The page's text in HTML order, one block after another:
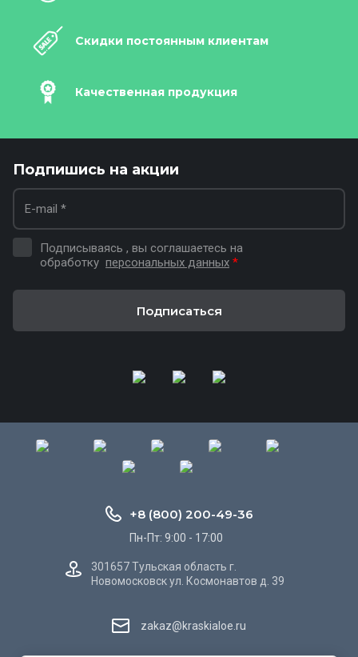
Скидки постоянным клиентам
Качественная продукция
Подпишись на акции
Подписываясь , вы соглашаетесь на
обработку персональных данных *
Подписаться
+8 (800) 200-49-36
Пн-Пт: 9:00 - 17:00
301657 Тульская область г.
Новомосковск ул. Космонавтов д. 39
zakaz@kraskialoe.ru